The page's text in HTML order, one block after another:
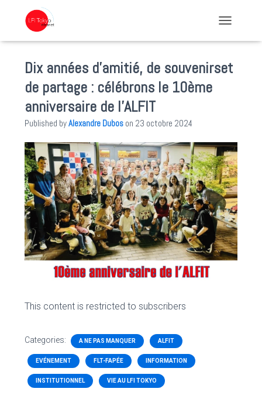
Dix années d’amitié, de souvenirset
de partage : célébrons le 10ème
anniversaire de l’ALFIT
Published byAlexandre Dubos on 23 octobre 2024
This content is restricted to subscribers
Categories: A NE PAS MANQUER ALFIT
EVÉNEMENT FLT-FAPÉE INFORMATION
INSTITUTIONNEL VIE AU LFI TOKYO